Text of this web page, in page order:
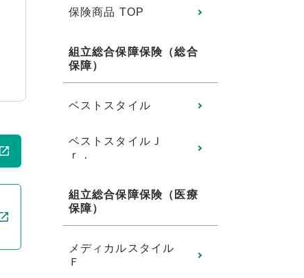
保険商品 TOP
組立総合保障保険（総合
保障）
ベストスタイル
ベストスタイルＪ
ｒ．
組立総合保障保険（医療
保障）
メディカルスタイル
Ｆ